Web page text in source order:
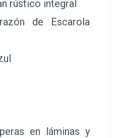
rústico integral
de Escarola
en láminas y